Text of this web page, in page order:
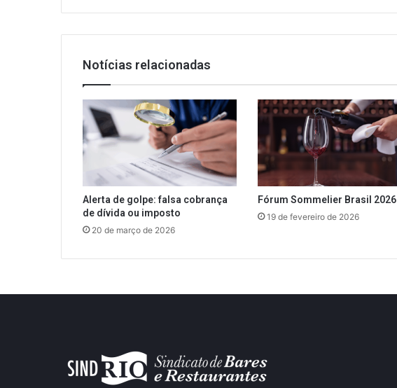
problemas.
Revista
do
Turismo
Notícias relacionadas
Alerta de golpe: falsa cobrança
de dívida ou imposto
20 de março de 2026
Fórum Sommelier Brasil 2026
19 de fevereiro de 2026